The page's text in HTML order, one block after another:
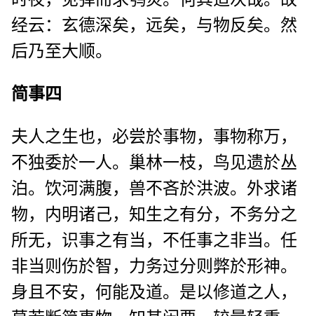
经云：玄德深矣，远矣，与物反矣。然
后乃至大顺。
简事四
夫人之生也，必尝於事物，事物称万，
不独委於一人。巢林一枝，鸟见遗於丛
泊。饮河满腹，兽不吝於洪波。外求诸
物，内明诸己，知生之有分，不务分之
所无，识事之有当，不任事之非当。任
非当则伤於智，力务过分则弊於形神。
身且不安，何能及道。是以修道之人，